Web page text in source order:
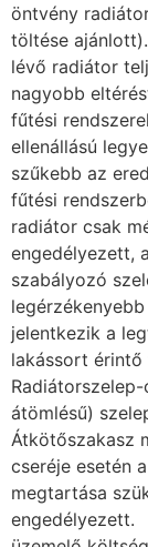
öntvény
töltése
lévő radiátor
nagyobb
fűtési
ellenállású
szűkebb az
fűtési
radiátor csak
engedélyezett,
szabályozó
jelentkezik a
lakássort érintő
átömlésű)
Átkötőszakasz
cseréje esetén
megtartása
engedélyezett.